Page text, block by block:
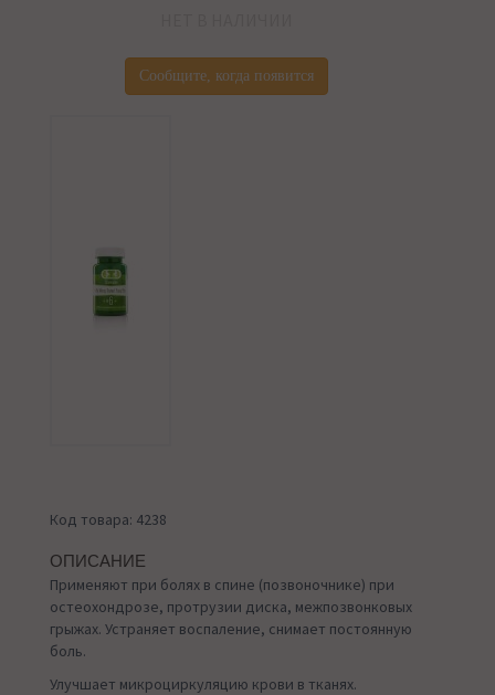
Сообщите, когда появится
Код товара: 4238
ОПИСАНИЕ
Применяют при болях в спине (позвоночнике) при
остеохондрозе, протрузии диска, межпозвонковых
грыжах. Устраняет воспаление, снимает постоянную
боль.
Улучшает микроциркуляцию крови в тканях.